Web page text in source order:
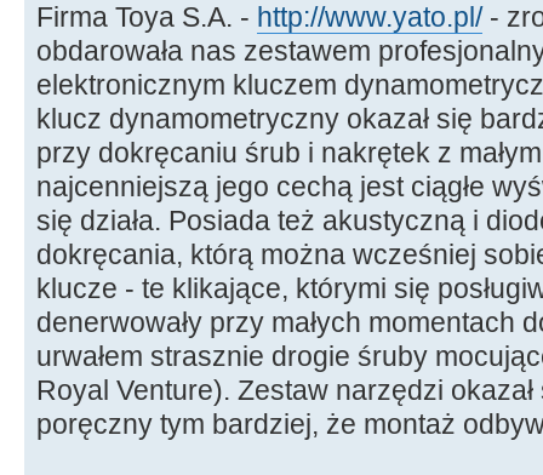
Firma Toya S.A. - http://www.yato.pl/-
obdarowała nas zestawem
elektronicznym kluczem
klucz dynamometryczny okazał się
przy dokręcaniu śrub i nakrętek z
najcenniejszą jego cechą jest ciągłe
się działa. Posiada też akustyczną i
dokręcania, którą można wcześniej
klucze - te klikające, którymi się
denerwowały przy małych momentach
urwałem strasznie drogie śruby
Royal Venture). Zestaw narzędzi
poręczny tym bardziej, że montaż